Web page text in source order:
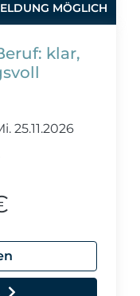
MÖGLICH
klar,
25.11.2026